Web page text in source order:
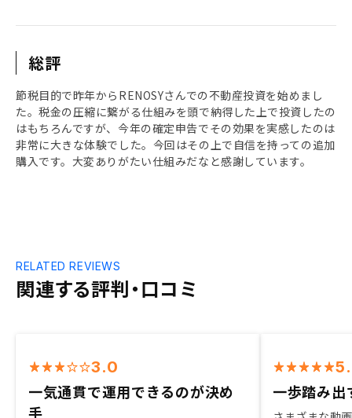
総評
節税目的で昨年からRENOSYさんでの不動産投資を始めまし
た。税金の圧縮に繋がる仕組みを頭で納得した上で投資したの
はもちろんですが、今年の確定申告でその効果を実感したのは
非常に大きな体験でした。今回はその上で自信を持っての追加
購入です。大変ありがたい仕組みだなと感謝しています。
関連する評判・口コミ
RELATED REVIEWS
3.0
一気通貫で運用できるのが決め
手
一歩踏み出